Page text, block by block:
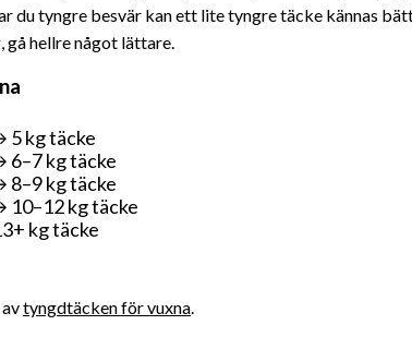
du tyngre besvär kan ett lite tyngre täcke kännas
gå hellre något lättare.
5 kg täcke
6–7 kg täcke
8–9 kg täcke
10–12 kg täcke
kg täcke
tyngdtäcken för vuxna.